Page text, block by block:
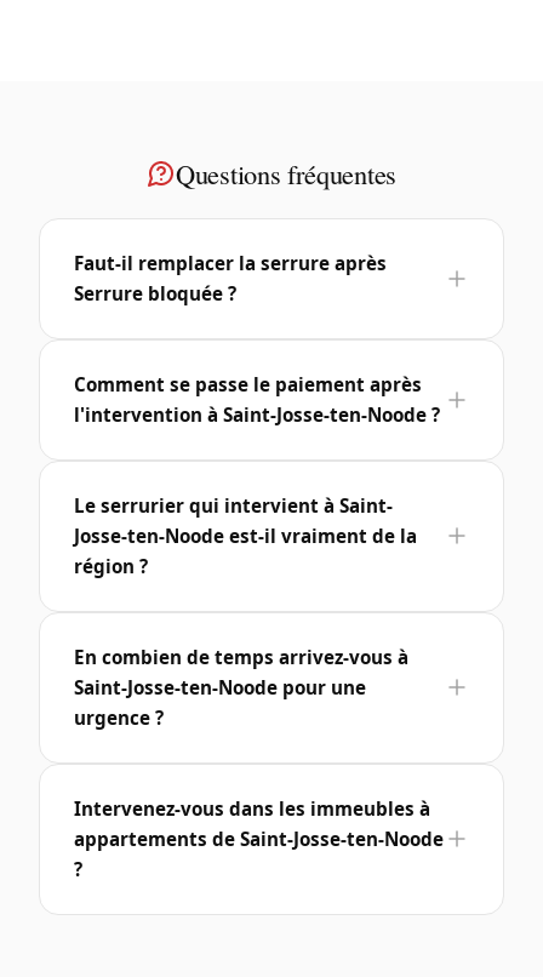
Questions fréquentes
Faut-il remplacer la serrure après
Serrure bloquée ?
Comment se passe le paiement après
l'intervention à Saint-Josse-ten-Noode ?
Le serrurier qui intervient à Saint-
Josse-ten-Noode est-il vraiment de la
région ?
En combien de temps arrivez-vous à
Saint-Josse-ten-Noode pour une
urgence ?
Intervenez-vous dans les immeubles à
appartements de Saint-Josse-ten-Noode
?